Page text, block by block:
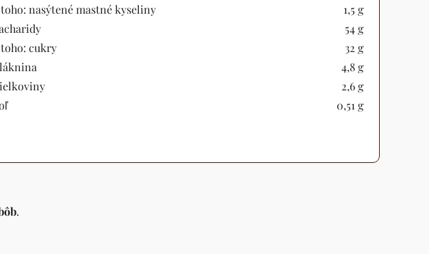
nasýtené mastné kyseliny
1,5 g
54 g
cukry
32 g
4,8 g
2,6 g
0,51 g
.